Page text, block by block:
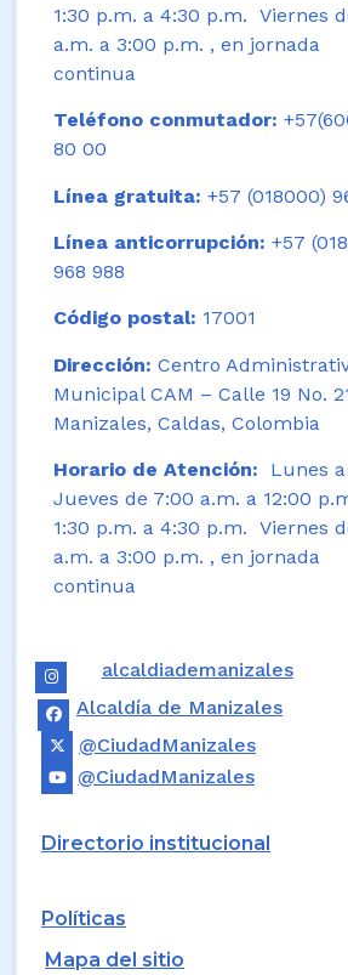
1:30 p.m. a 4:30 p.m. Viernes
a.m. a 3:00 p.m. , en jornada
continua
Teléfono conmutador:
80 00
Línea gratuita: +57 (018000)
Línea anticorrupción: +57
968 988
Código postal: 17001
Dirección: Centro
Municipal CAM – Calle 19 No.
Manizales, Caldas, Colombia
Horario de Atención: Lunes a
Jueves de 7:00 a.m. a 12:00
1:30 p.m. a 4:30 p.m. Viernes
a.m. a 3:00 p.m. , en jornada
continua
alcaldiademanizales
Alcaldía de Manizales
@CiudadManizales
@CiudadManizales
Directorio institucional
Políticas
Mapa del sitio